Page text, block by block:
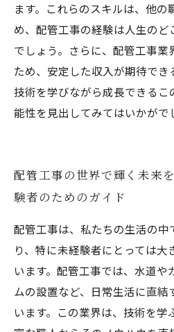
ます。これらのスキルは、他の
め、配管工事の経験は人生の
でしょう。さらに、配管工事業
ため、安定した収入が期待でき
技術を学びながら成長できるこ
能性を見出してみてはいかがで
配管工事の世界で輝く未来
験者のためのガイド
配管工事は、私たちの生活の中
り、特に未経験者にとっては大
います。配管工事では、水道や
ムの設置など、日常生活に直結
います。この業界は、技術を学